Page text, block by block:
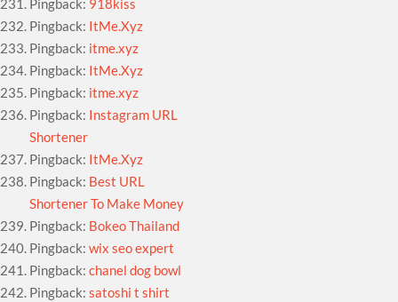
Pingback: 918kiss
Pingback: ItMe.Xyz
Pingback: itme.xyz
Pingback: ItMe.Xyz
Pingback: itme.xyz
Pingback: Instagram URL
Shortener
Pingback: ItMe.Xyz
Pingback: Best URL
Shortener To Make Money
Pingback: Bokeo Thailand
Pingback:wix seo expert
Pingback:chanel dog bowl
Pingback:satoshi t shirt